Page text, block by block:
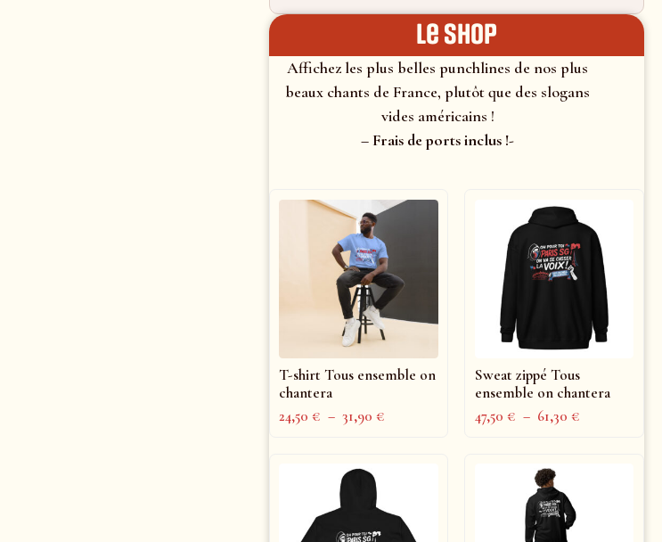
le shop
Affichez les plus belles punchlines de nos plus
beaux chants de France, plutôt que des slogans
vides américains !
– Frais de ports inclus !-
T-shirt Tous ensemble on
chantera
24,50€ – 31,90€
Sweat zippé Tous
ensemble on chantera
47,50€ – 61,30€